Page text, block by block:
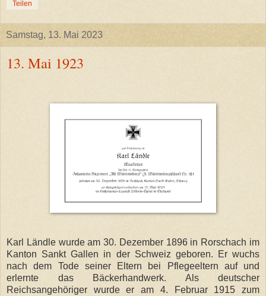
Teilen
Samstag, 13. Mai 2023
13. Mai 1923
Karl Ländle wurde am 30. Dezember 1896 in Rorschach im
Kanton Sankt Gallen in der Schweiz geboren. Er wuchs
nach dem Tode seiner Eltern bei Pflegeeltern auf und
erlernte das Bäckerhandwerk. Als deutscher
Reichsangehöriger wurde er am 4. Februar 1915 zum